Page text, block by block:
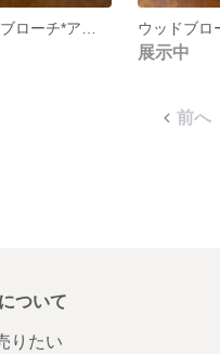
展示中
前へ
ついて
りたい